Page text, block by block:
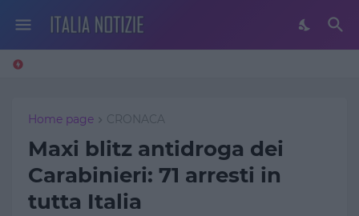
Home page CRONACA
Maxi blitz antidroga dei
Carabinieri: 71 arresti in
tutta Italia